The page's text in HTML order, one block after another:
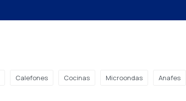
Calefones Cocinas Microondas Anafes